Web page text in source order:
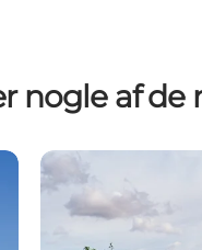
nogle af
Hvor skal du